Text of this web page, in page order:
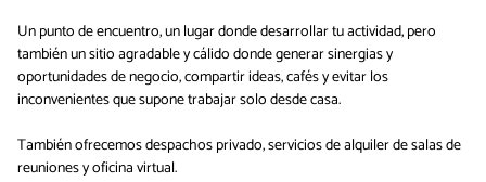
Un punto de encuentro, un lugar donde desarrollar tu actividad, pero
también un sitio agradable y cálido donde generar sinergias y
oportunidades de negocio, compartir ideas, cafés y evitar los
inconvenientes que supone trabajar solo desde casa.
También ofrecemos despachos privado, servicios de alquiler de salas de
reuniones y oficina virtual.